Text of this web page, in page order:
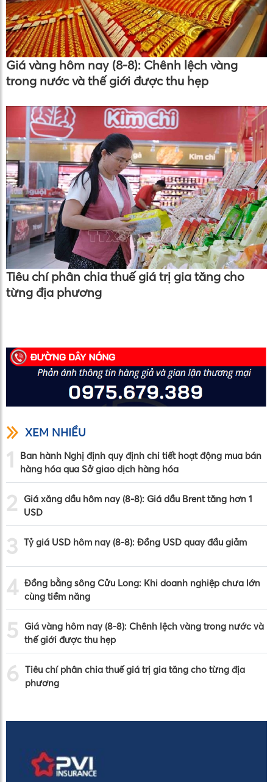
Giá vàng hôm nay (8-8): Chênh lệch vàng
trong nước và thế giới được thu hẹp
Tiêu chí phân chia thuế giá trị gia tăng cho
từng địa phương
XEM NHIỀU
1
Ban hành Nghị định quy định chi tiết hoạt động mua bán
hàng hóa qua Sở giao dịch hàng hóa
2
Giá xăng dầu hôm nay (8-8): Giá dầu Brent tăng hơn 1
USD
3 Tỷ giá USD hôm nay (8-8): Đồng USD quay đầu giảm
4 Đồng bằng sông Cửu Long: Khi doanh nghiệp chưa lớn
cùng tiềm năng
5
Giá vàng hôm nay (8-8): Chênh lệch vàng trong nước và
thế giới được thu hẹp
6 Tiêu chí phân chia thuế giá trị gia tăng cho từng địa
phương